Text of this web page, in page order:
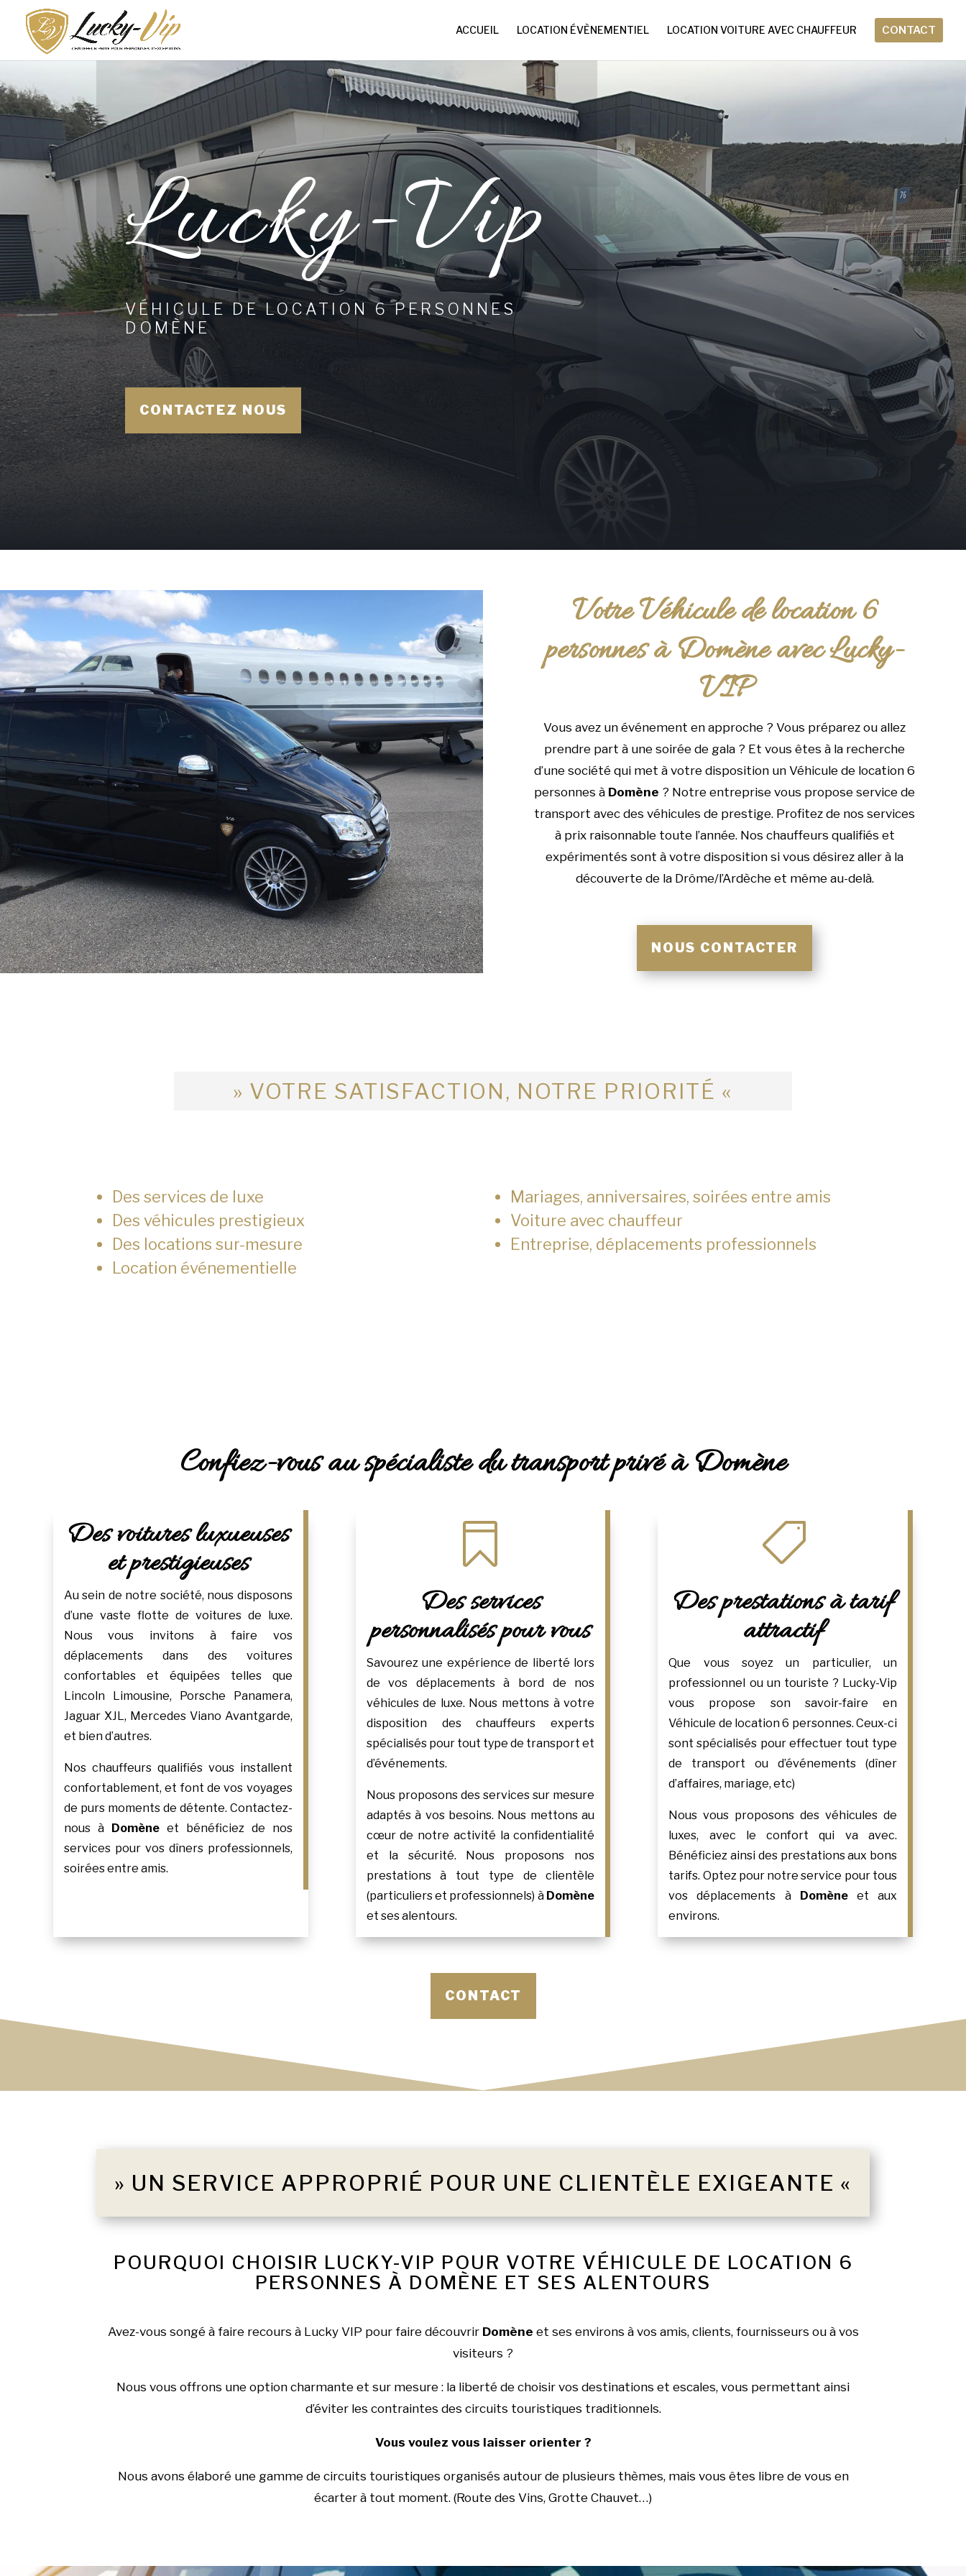
ACCUEIL LOCATION ÉVÈNEMENTIEL LOCATION VOITURE AVEC CHAUFFEUR CONTACT
Lucky-Vip
VÉHICULE DE LOCATION 6 PERSONNES
DOMÈNE
CONTACTEZ NOUS
Votre Véhicule de location 6
personnes à Domène avec Lucky-
VIP
Vous avez un événement en approche ? Vous préparez ou allez
prendre part à une soirée de gala ? Et vous êtes à la recherche
d’une société qui met à votre disposition un Véhicule de location 6
personnes à Domène ? Notre entreprise vous propose service de
transport avec des véhicules de prestige. Profitez de nos services
à prix raisonnable toute l’année. Nos chauffeurs qualifiés et
expérimentés sont à votre disposition si vous désirez aller à la
découverte de la Drôme/l’Ardèche et même au-delà.
NOUS CONTACTER
» VOTRE SATISFACTION, NOTRE PRIORITÉ «
Des services de luxe
Des véhicules prestigieux
Des locations sur-mesure
Location événementielle
Mariages, anniversaires, soirées entre amis
Voiture avec chauffeur
Entreprise, déplacements professionnels
Confiez-vous au spécialiste du transport privé à Domène
Des voitures luxueuses
et prestigieuses
Au sein de notre société, nous disposons
d’une vaste flotte de voitures de luxe.
Nous vous invitons à faire vos
déplacements dans des voitures
confortables et équipées telles que
Lincoln Limousine, Porsche Panamera,
Jaguar XJL, Mercedes Viano Avantgarde,
et bien d’autres.
Nos chauffeurs qualifiés vous installent
confortablement, et font de vos voyages
de purs moments de détente. Contactez-
nous à
Domèneet bénéficiez de nos
services pour vos dîners professionnels,
soirées entre amis.

Des services
personnalisés pour vous
Savourez une expérience de liberté lors
de vos déplacements à bord de nos
véhicules de luxe. Nous mettons à votre
disposition des chauffeurs experts
spécialisés pour tout type de transport et
d’événements.
Nous proposons des services sur mesure
adaptés à vos besoins. Nous mettons au
cœur de notre activité la confidentialité
et la sécurité. Nous proposons nos
prestations à tout type de clientèle
(particuliers et professionnels) à Domène
et ses alentours.

Des prestations à tarif
attractif
Que vous soyez un particulier, un
professionnel ou un touriste ? Lucky-Vip
vous propose son savoir-faire en
Véhicule de location 6 personnes. Ceux-ci
sont spécialisés pour effectuer tout type
de transport ou d’événements (dîner
d’affaires, mariage, etc)
Nous vous proposons des véhicules de
luxes, avec le confort qui va avec.
Bénéficiez ainsi des prestations aux bons
tarifs. Optez pour notre service pour tous
vos déplacements à
Domèneet aux
environs.
CONTACT
» UN SERVICE APPROPRIÉ POUR UNE CLIENTÈLE EXIGEANTE «
POURQUOI CHOISIR LUCKY-VIP POUR VOTRE VÉHICULE DE LOCATION 6
PERSONNES À DOMÈNE ET SES ALENTOURS
Avez-vous songé à faire recours à Lucky VIP pour faire découvrir Domène et ses environs à vos amis, clients, fournisseurs ou à vos
visiteurs ?
Nous vous offrons une option charmante et sur mesure : la liberté de choisir vos destinations et escales, vous permettant ainsi
d’éviter les contraintes des circuits touristiques traditionnels.
Vous voulez vous laisser orienter ?
Nous avons élaboré une gamme de circuits touristiques organisés autour de plusieurs thèmes, mais vous êtes libre de vous en
écarter à tout moment. (Route des Vins, Grotte Chauvet…)